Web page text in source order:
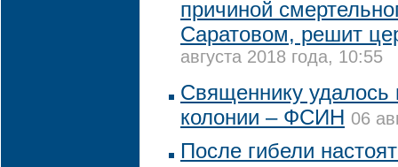
причиной
Саратовом, решит
августа 2018 года, 10:55
Священнику удалось
колонии – ФСИН 06
После гибели